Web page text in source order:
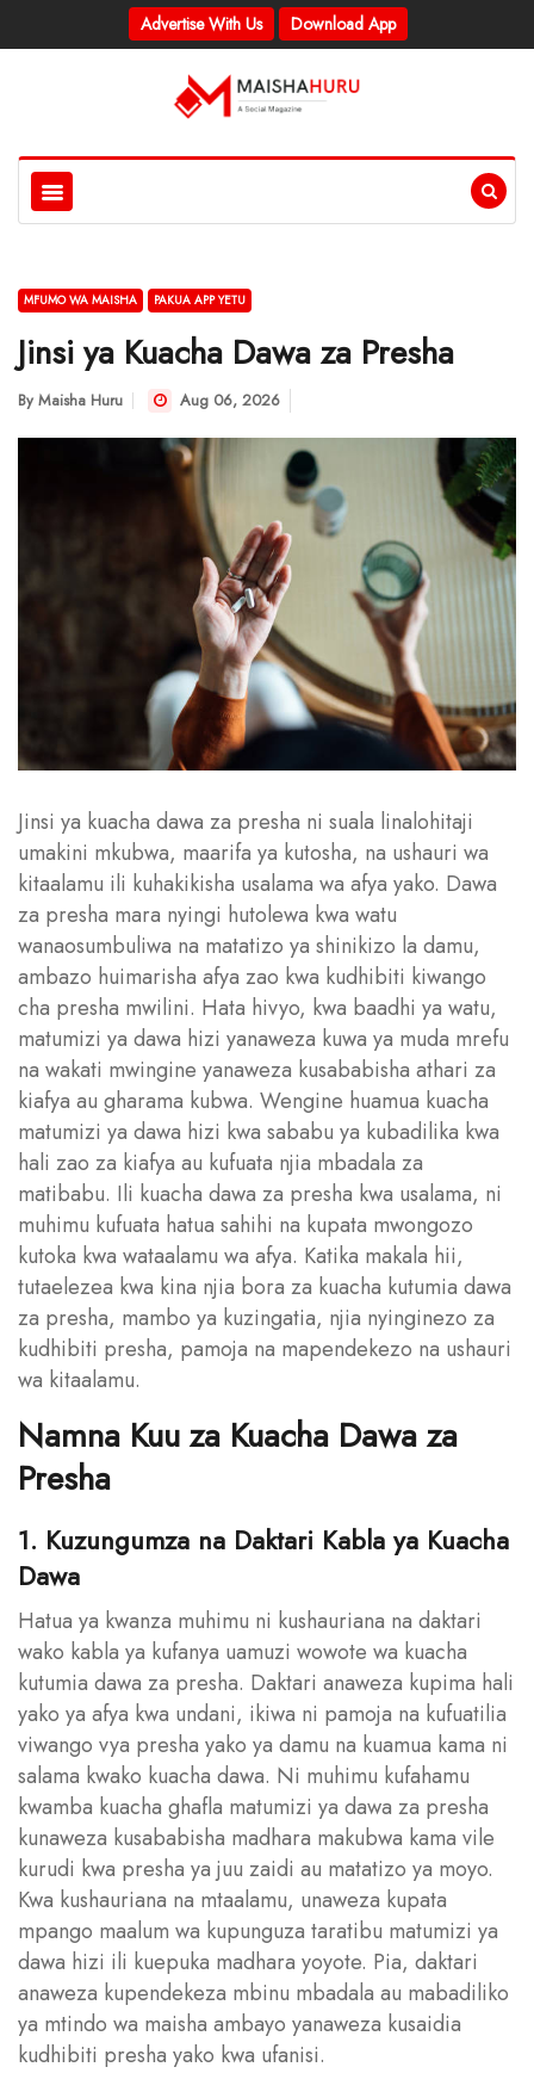
Advertise With Us Download App
MFUMO WA MAISHA PAKUA APP YETU
Jinsi ya Kuacha Dawa za Presha
By Maisha Huru Aug 06, 2026
Jinsi ya kuacha dawa za presha ni suala linalohitaji
umakini mkubwa, maarifa ya kutosha, na ushauri wa
kitaalamu ili kuhakikisha usalama wa afya yako. Dawa
za presha mara nyingi hutolewa kwa watu
wanaosumbuliwa na matatizo ya shinikizo la damu,
ambazo huimarisha afya zao kwa kudhibiti kiwango
cha presha mwilini. Hata hivyo, kwa baadhi ya watu,
matumizi ya dawa hizi yanaweza kuwa ya muda mrefu
na wakati mwingine yanaweza kusababisha athari za
kiafya au gharama kubwa. Wengine huamua kuacha
matumizi ya dawa hizi kwa sababu ya kubadilika kwa
hali zao za kiafya au kufuata njia mbadala za
matibabu. Ili kuacha dawa za presha kwa usalama, ni
muhimu kufuata hatua sahihi na kupata mwongozo
kutoka kwa wataalamu wa afya. Katika makala hii,
tutaelezea kwa kina njia bora za kuacha kutumia dawa
za presha, mambo ya kuzingatia, njia nyinginezo za
kudhibiti presha, pamoja na mapendekezo na ushauri
wa kitaalamu.
Namna Kuu za Kuacha Dawa za
Presha
1. Kuzungumza na Daktari Kabla ya Kuacha
Dawa
Hatua ya kwanza muhimu ni kushauriana na daktari
wako kabla ya kufanya uamuzi wowote wa kuacha
kutumia dawa za presha. Daktari anaweza kupima hali
yako ya afya kwa undani, ikiwa ni pamoja na kufuatilia
viwango vya presha yako ya damu na kuamua kama ni
salama kwako kuacha dawa. Ni muhimu kufahamu
kwamba kuacha ghafla matumizi ya dawa za presha
kunaweza kusababisha madhara makubwa kama vile
kurudi kwa presha ya juu zaidi au matatizo ya moyo.
Kwa kushauriana na mtaalamu, unaweza kupata
mpango maalum wa kupunguza taratibu matumizi ya
dawa hizi ili kuepuka madhara yoyote. Pia, daktari
anaweza kupendekeza mbinu mbadala au mabadiliko
ya mtindo wa maisha ambayo yanaweza kusaidia
kudhibiti presha yako kwa ufanisi.